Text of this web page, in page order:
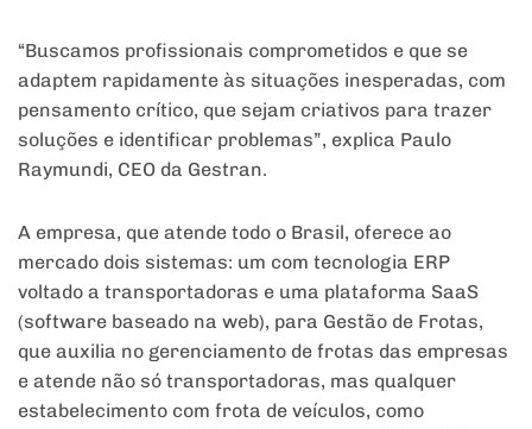
“Buscamos profissionais comprometidos e que se
adaptem rapidamente às situações inesperadas, com
pensamento crítico, que sejam criativos para trazer
soluções e identificar problemas”, explica Paulo
Raymundi, CEO da Gestran.
A empresa, que atende todo o Brasil, oferece ao
mercado dois sistemas: um com tecnologia ERP
voltado a transportadoras e uma plataforma SaaS
(software baseado na web), para Gestão de Frotas,
que auxilia no gerenciamento de frotas das empresas
e atende não só transportadoras, mas qualquer
estabelecimento com frota de veículos, como